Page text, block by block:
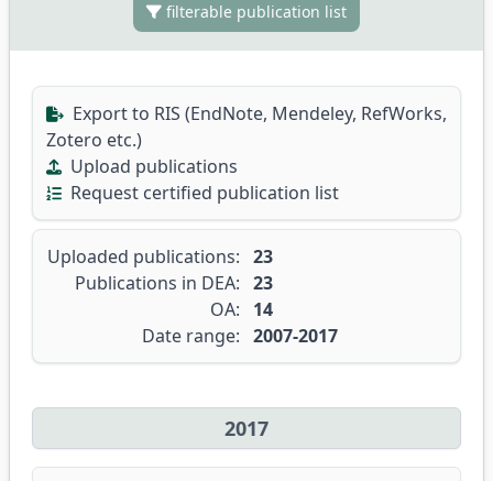
filterable publication list
Export to RIS (EndNote, Mendeley, RefWorks,
Zotero etc.)
Upload publications
Request certified publication list
Uploaded publications: 23
Publications in DEA: 23
OA:
14
Date range: 2007-2017
2017